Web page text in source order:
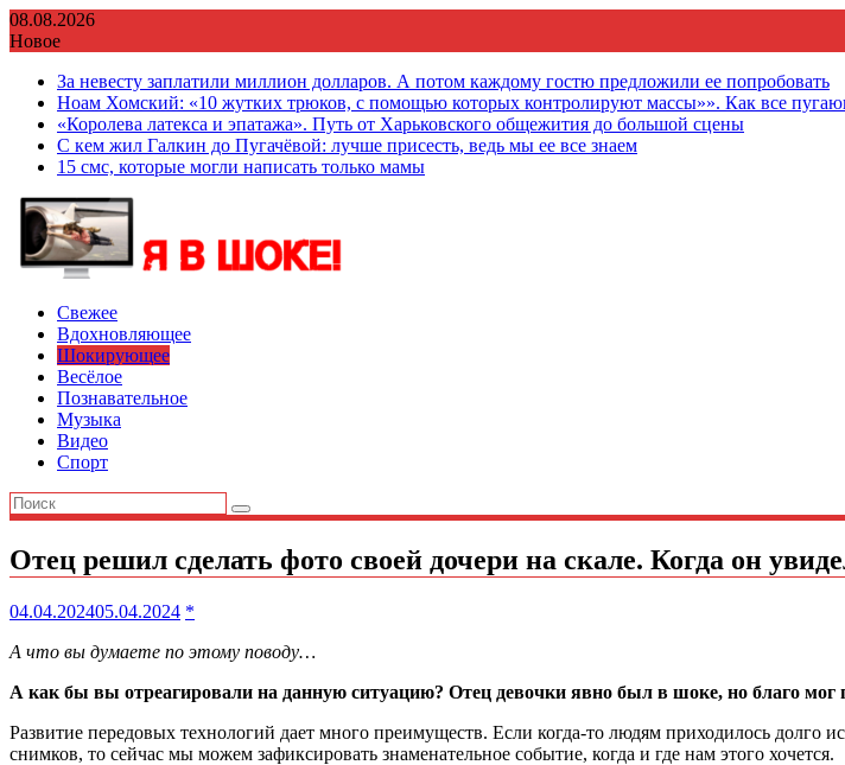
Перейти
к
08.08.2026
Новое
За невесту заплатили миллион долларов. А потом каждому гостю предложили ее попробовать
Ноам Хомский: «10 жутких трюков, с помощью которых контролируют массы»». Как все
«Королева латекса и эпатажа». Путь от Харьковского общежития до большой сцены
С кем жил Галкин до Пугачёвой: лучше присесть, ведь мы ее все знаем
15 смс, которые могли написать только мамы
Свежее
Вдохновляющее
Шокирующее
Весёлое
Познавательное
Музыка
Видео
Спорт
Отец решил сделать фото своей дочери на скале. Когда он
04.04.202405.04.2024 *
А что вы думаете по этому поводу…
А как бы вы отреагировали на данную ситуацию? Отец девочки явно был в шоке, но благо мог
Развитие передовых технологий дает много преимуществ. Если когда-то людям приходилось долго
снимков, то сейчас мы можем зафиксировать знаменательное событие, когда и где нам этого хочется.